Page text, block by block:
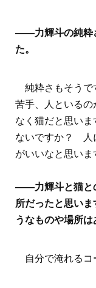
――力輝斗の純粋
た。
純粋さもそうで
苦手、人といる
なく猫だと思い
ないですか？ 人
がいいなと思いま
――力輝斗と猫と
所だったと思い
うなものや場所は
自分で淹れるコ